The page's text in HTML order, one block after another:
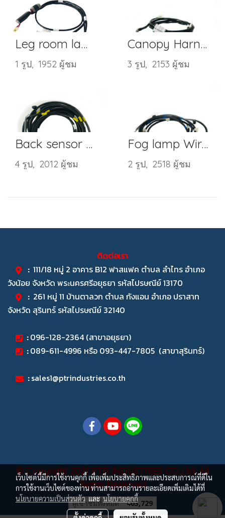
Leg room lamp
1 รูป, 1952 ผู้ชม
Canopy Harness
3 รูป, 2153 ผู้ชม
Back sensor harness
4 รูป, 2012 ผู้ชม
Fog lamp Wire Harness
2 รูป, 2518 ผู้ชม
ติดต่อเรา
:111/18 หมู่ 2 อาคาร B12 ฟาสแฟค ตำบล ลำไทร อำเภอ
วังน้อย จังหวัด พระนครศรีอยุธยา รหัสไปรษณีย์ 13170
: 261 หมู่ 11 บ้านตาลวก ตำบล กังแอน อำเภอ ปราสาท
จังหวัด สุรินทร์ รหัสไปรษณีย์ 32140
:096-128-2364 (สาขาอยุธยา)
:089-611-4996 หรือ 093-447-7805 (สาขาสุรินทร์)
: sales1@ptrindustries.co.th
© Copyright 2021 PTR INDUSTRIES CO.,Ltd. All
Rights Reserved
ผู้เข้าชมวันนี้ 142
เว็บไซต์นี้มีการใช้งานคุกกี้ เพื่อเพิ่มประสิทธิภาพและประสบการณ์ที่ดีใน
การใช้งานเว็บไซต์ของท่าน ท่านสามารถอ่านรายละเอียดเพิ่มเติมได้ที่
นโยบายความเป็นส่วนตัวและนโยบายคุกกี้